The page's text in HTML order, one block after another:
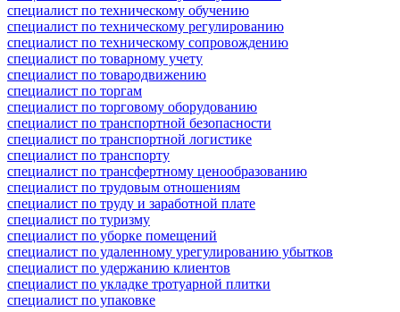
специалист по техническому обучению
специалист по техническому регулированию
специалист по техническому сопровождению
специалист по товарному учету
специалист по товародвижению
специалист по торгам
специалист по торговому оборудованию
специалист по транспортной безопасности
специалист по транспортной логистике
специалист по транспорту
специалист по трансфертному ценообразованию
специалист по трудовым отношениям
специалист по труду и заработной плате
специалист по туризму
специалист по уборке помещений
специалист по удаленному урегулированию убытков
специалист по удержанию клиентов
специалист по укладке тротуарной плитки
специалист по упаковке